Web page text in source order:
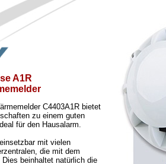
A1R
C4403A1R bietet
zu einem guten
für den Hausalarm.
mit vielen
die mit dem
beinhaltet natürlich die